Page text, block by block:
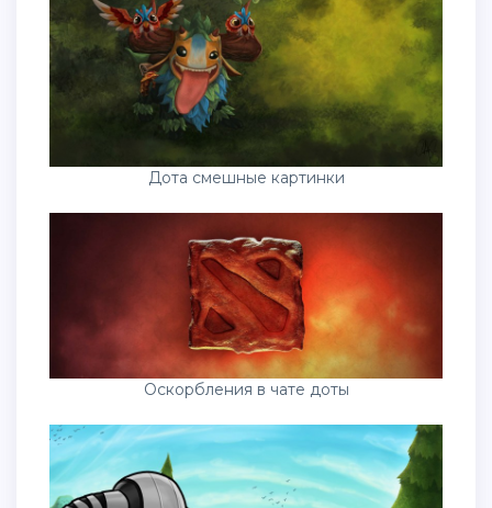
Дота смешные картинки
Оскорбления в чате доты